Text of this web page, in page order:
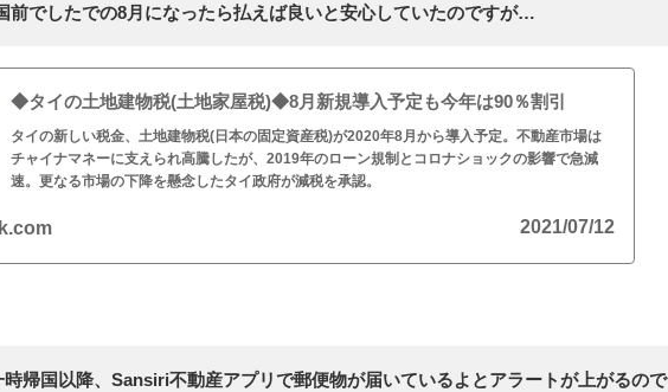
前でしたでの8月になったら払えば良いと安心していたのですが…
◆タイの土地建物税(土地家屋税)◆8月新規導入予定も今年は90％割引
タイの新しい税金、土地建物税(日本の固定資産税)が2020年8月から導入予定。不動産市場は
チャイナマネーに支えられ高騰したが、2019年のローン規制とコロナショックの影響で急減
速。更なる市場の下降を懸念したタイ政府が減税を承認。
2021/07/12
時帰国以降、Sansiri不動産アプリで郵便物が届いているよとアラートが上がるので